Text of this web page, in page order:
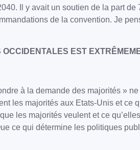
Il y avait un soutien de la part de
de la convention. Je
EST
à la demande des majorités »
les majorités aux Etats-Unis et ce
les majorités veulent et ce
ce qui détermine les politiques